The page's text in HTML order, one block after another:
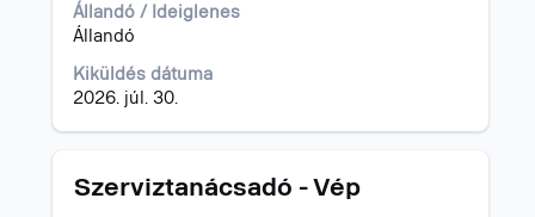
Állandó / Ideiglenes
Állandó
Kiküldés dátuma
2026. júl. 30.
az
állásinformáció
tartalmának
megtekintéséhez.
Cím
Szerviztanácsadó - Vép
Jelölje